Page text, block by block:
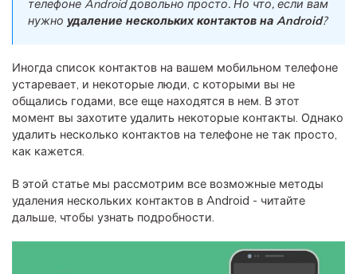
фотографии, видео и многое
Резервное копирование и
восстановление
Создавайте резервные копии для
восстанавливайте резервные
копии.
Перенос плейлистов
телефоне Android довольно просто. Но что, если вам
нужно удаление нескольких контактов на Android?
Иногда список контактов на вашем мобильном телефоне
устаревает, и некоторые люди, с которыми вы не
общались годами, все еще находятся в нем. В этот
момент вы захотите удалить некоторые контакты. Однако
удалить несколько контактов на телефоне не так просто,
как кажется.
В этой статье мы рассмотрим все возможные методы
удаления нескольких контактов в Android - читайте
дальше, чтобы узнать подробности.